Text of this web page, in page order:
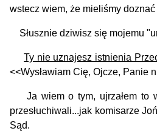
wstecz wiem, że mieliśmy
Słusznie dziwisz się mojemu
Ty nie uznajesz istnienia
<<Wysławiam Cię, Ojcze, Panie
Ja wiem o tym, ujrzałem to
przesłuchiwali...jak komisarze
Sąd.